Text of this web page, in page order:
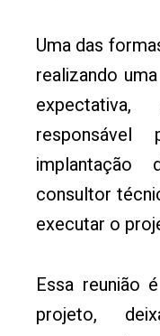
Uma das
realizando
responsável
consultor
executar o
Essa reunião
projeto,